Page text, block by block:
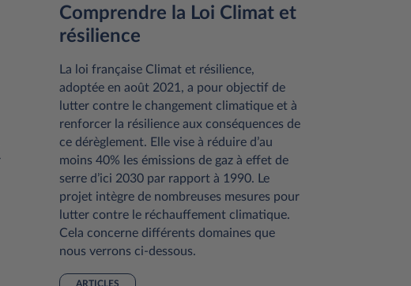
Comprendre la Loi Climat et
résilience
La loi française Climat et résilience,
adoptée en août 2021, a pour objectif de
lutter contre le changement climatique et à
renforcer la résilience aux conséquences de
ce dérèglement. Elle vise à réduire d’au
moins 40% les émissions de gaz à effet de
serre d’ici 2030 par rapport à 1990. Le
projet intègre de nombreuses mesures pour
lutter contre le réchauffement climatique.
Cela concerne différents domaines que
nous verrons ci-dessous.
ARTICLES